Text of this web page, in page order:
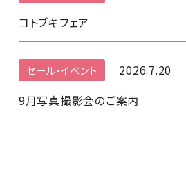
コトブキフェア
セール・イベント
2026.7.20
9月写真撮影会のご案内